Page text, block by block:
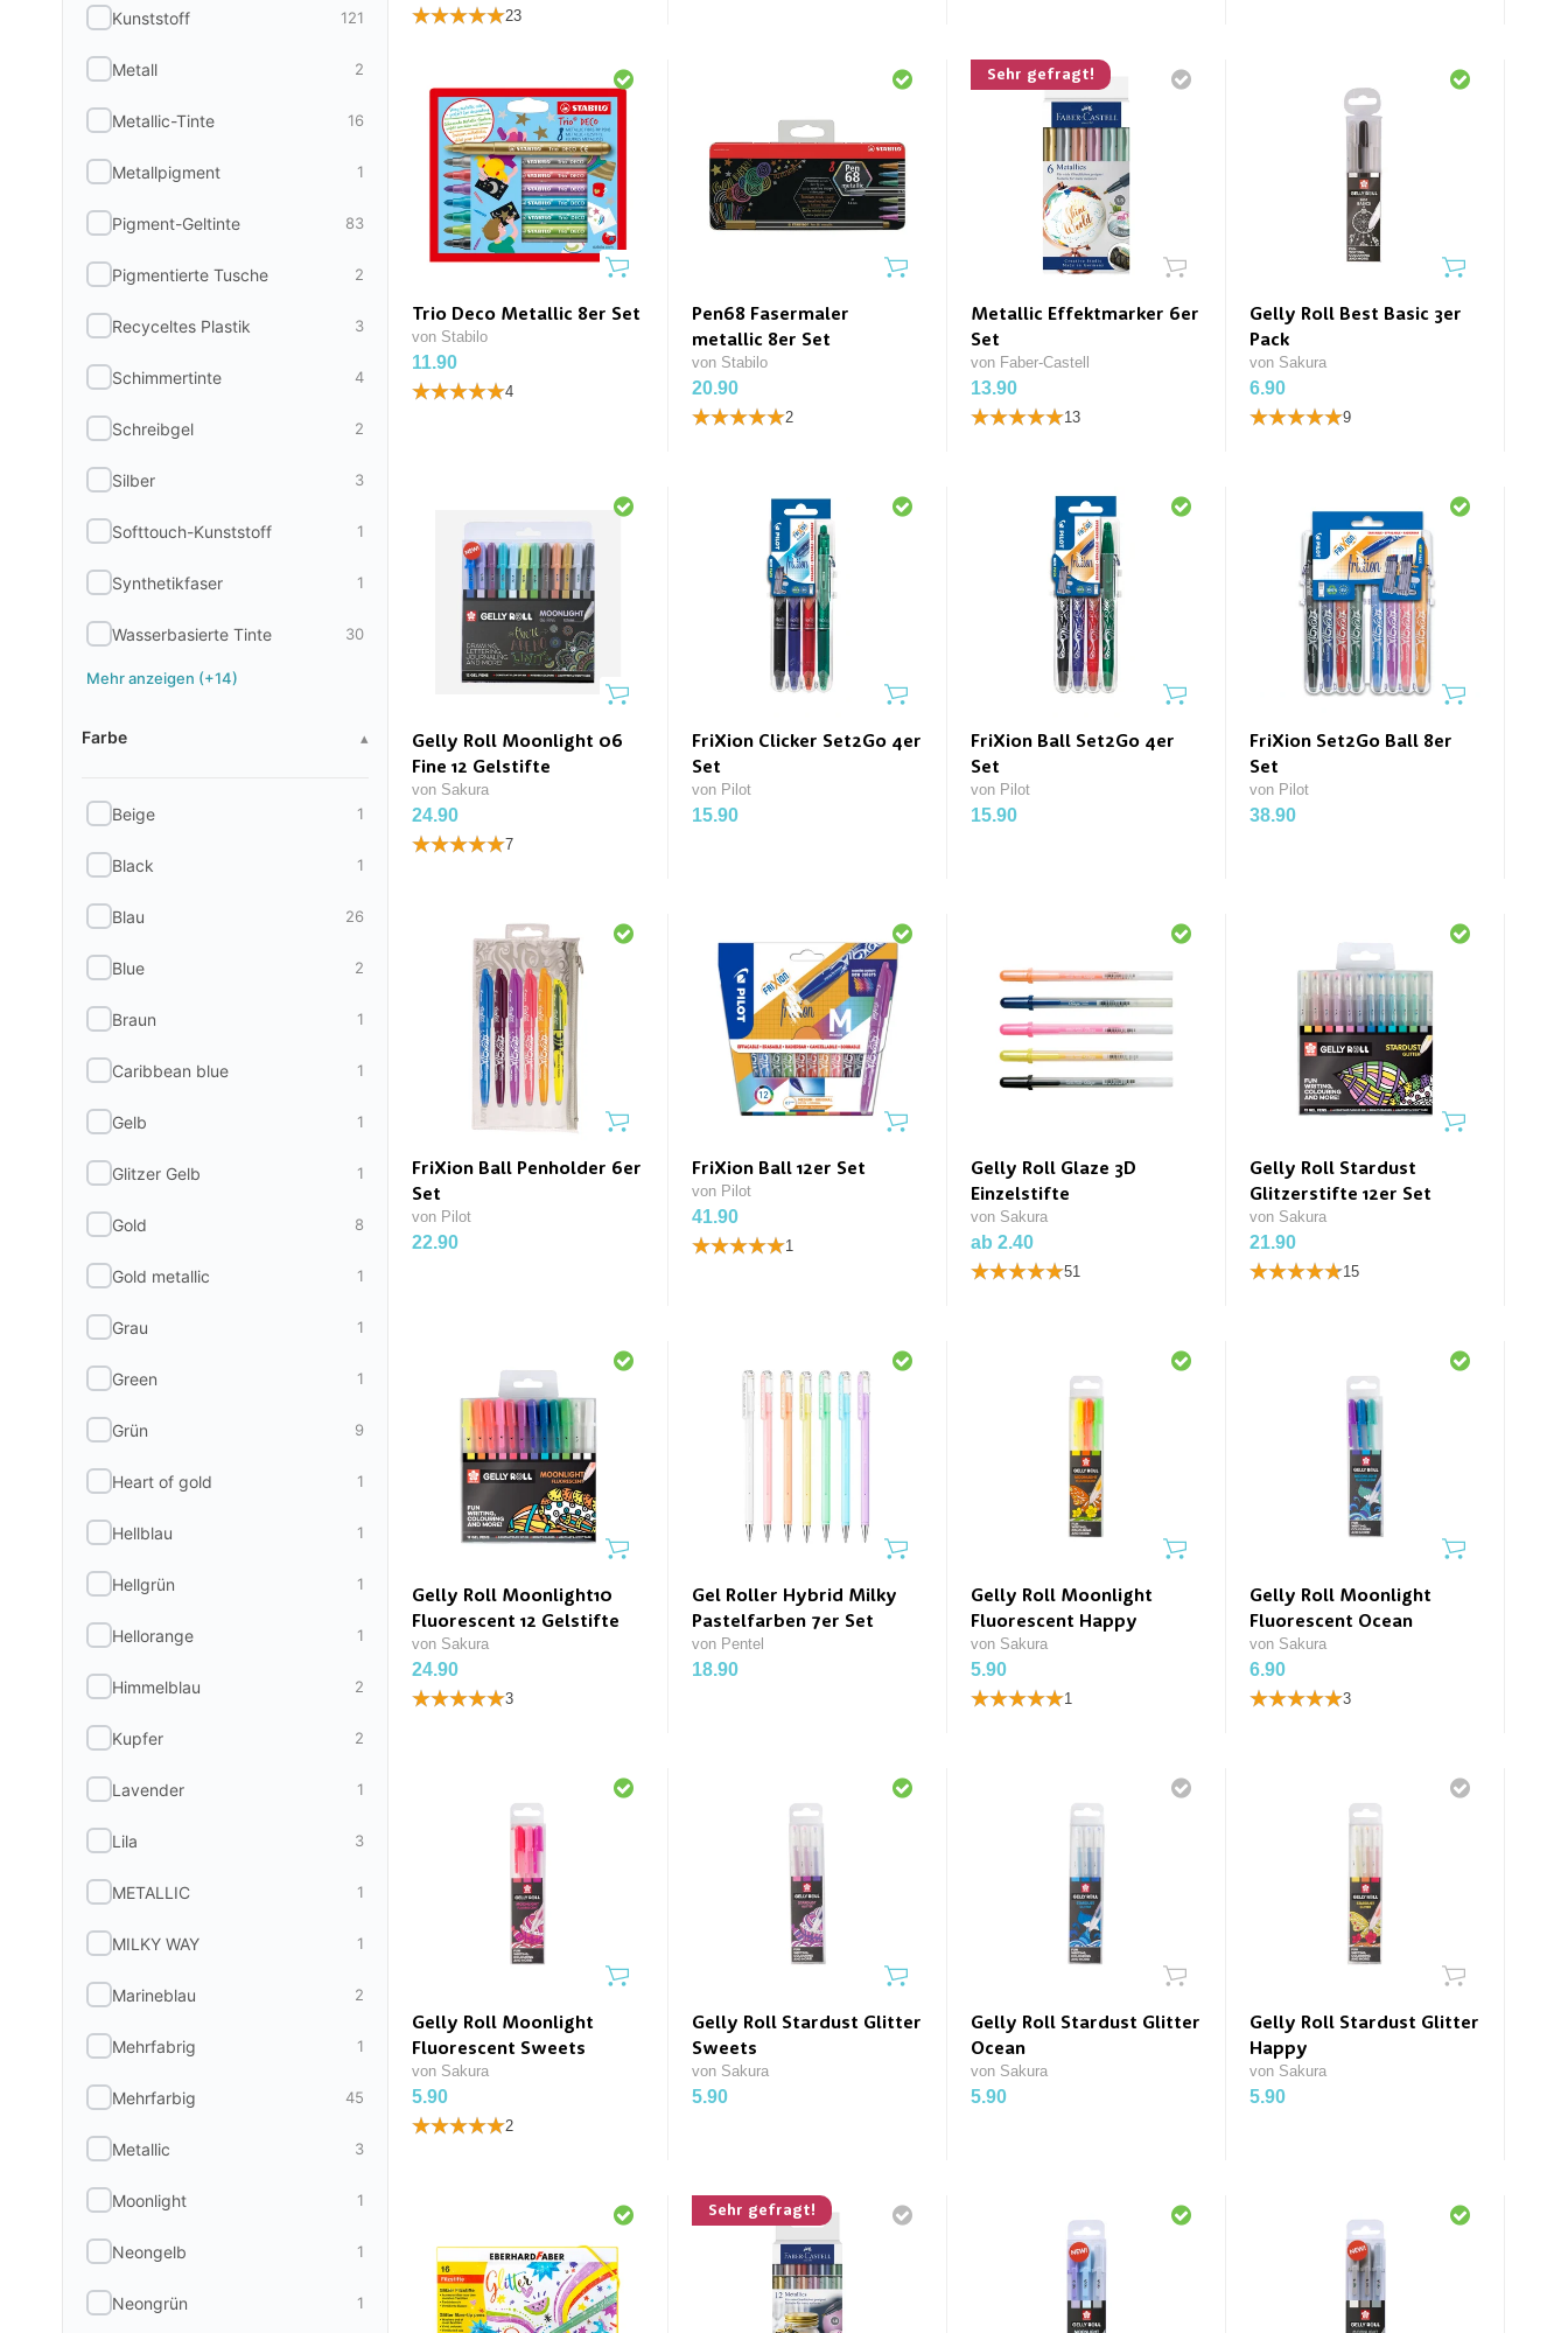
Mehr anzeigen (+3)
Kunststoff 121
Metall 2
Metallic-Tinte 16
Metallpigment 1
Pigment-Geltinte 83
Pigmentierte Tusche 2
Recyceltes Plastik 3
Schimmertinte 4
Schreibgel 2
Silber 3
Softtouch-Kunststoff 1
Synthetikfaser 1
Wasserbasierte Tinte 30
Mehr anzeigen (+14)
Farbe
▴
Beige 1
Black 1
Blau 26
Blue 2
Braun 1
Caribbean blue 1
Gelb 1
Glitzer Gelb 1
Gold 8
Gold metallic 1
Grau 1
Green 1
Grün 9
Heart of gold 1
Hellblau 1
Hellgrün 1
Hellorange 1
Himmelblau 2
Kupfer 2
Lavender 1
Lila 3
METALLIC 1
MILKY WAY 1
Marineblau 2
Mehrfabrig 1
Mehrfarbig 45
Metallic 3
Moonlight 1
Neongelb 1
Neongrün 1
23
Trio Deco Metallic 8er Set
von Stabilo
11.90
4
Pen68 Fasermaler
metallic 8er Set
von Stabilo
20.90
2
Sehr gefragt!
Metallic Effektmarker 6er
Set
von Faber-Castell
13.90
13
Gelly Roll Best Basic 3er
Pack
von Sakura
6.90
9
Gelly Roll Moonlight 06
Fine 12 Gelstifte
von Sakura
24.90
7
FriXion Clicker Set2Go 4er
Set
von Pilot
15.90
FriXion Ball Set2Go 4er
Set
von Pilot
15.90
FriXion Set2Go Ball 8er
Set
von Pilot
38.90
FriXion Ball Penholder 6er
Set
von Pilot
22.90
FriXion Ball 12er Set
von Pilot
41.90
1
Gelly Roll Glaze 3D
Einzelstifte
von Sakura
ab 2.40
51
Gelly Roll Stardust
Glitzerstifte 12er Set
von Sakura
21.90
15
Gelly Roll Moonlight10
Fluorescent 12 Gelstifte
von Sakura
24.90
3
Gel Roller Hybrid Milky
Pastelfarben 7er Set
von Pentel
18.90
Gelly Roll Moonlight
Fluorescent Happy
von Sakura
5.90
1
Gelly Roll Moonlight
Fluorescent Ocean
von Sakura
6.90
3
Gelly Roll Moonlight
Fluorescent Sweets
von Sakura
5.90
2
Gelly Roll Stardust Glitter
Sweets
von Sakura
5.90
Gelly Roll Stardust Glitter
Ocean
von Sakura
5.90
Gelly Roll Stardust Glitter
Happy
von Sakura
5.90
Sehr gefragt!